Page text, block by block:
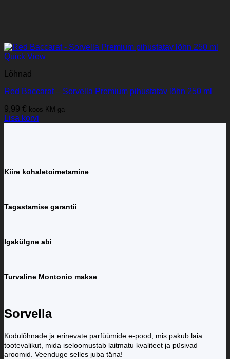
Quick View
Lõhnad
Red Baccarat – Sorvella Premium pihustatav lõhn 250 ml
9,99 € koos KM-ga
Lisa korvi
Kiire kohaletoimetamine
Tagastamise garantii
Igakülgne abi
Turvaline Montonio makse
Sorvella
Kodulõhnade ja erinevate parfüümide e-pood, mis pakub laia
tootevalikut, mida iseloomustab laitmatu kvaliteet ja püsivad
aroomid. Veenduge selles juba täna!